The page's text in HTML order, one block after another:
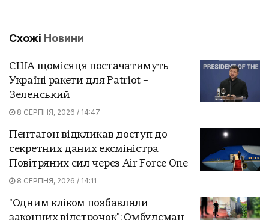
Схожі Новини
США щомісяця постачатимуть
Україні ракети для Patriot –
Зеленський
8 СЕРПНЯ, 2026 / 14:47
Пентагон відкликав доступ до
секретних даних ексміністра
Повітряних сил через Air Force One
8 СЕРПНЯ, 2026 / 14:11
"Одним кліком позбавляли
законних відстрочок": Омбудсман